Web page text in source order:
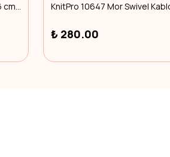
KnitPro 10645 Mor Swivel Kablo 76 cm To Make 100 cm / 40 IC needle
₺ 280.00